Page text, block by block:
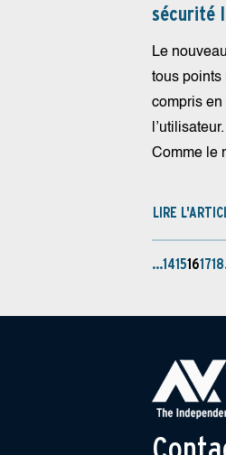
sécurité
Le
tous points
compris en
Comme le
LIRE
…1415161718